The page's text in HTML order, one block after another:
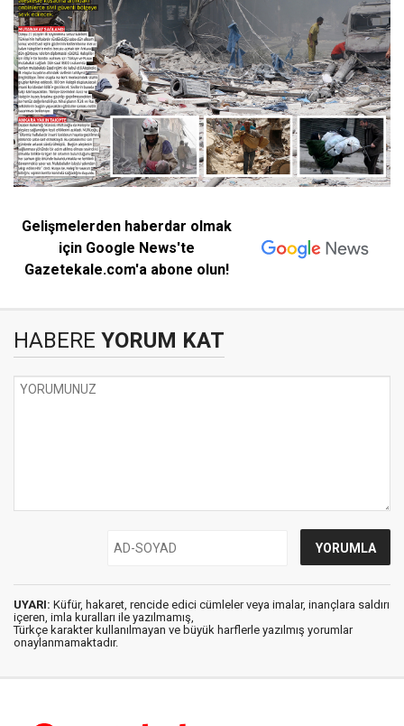
Gelişmelerden haberdar olmak
için Google News'te
Gazetekale.com'a abone olun!
HABERE YORUM KAT
UYARI: Küfür, hakaret, rencide edici cümleler veya imalar, inançlara saldırı
içeren, imla kuralları ile yazılmamış,
Türkçe karakter kullanılmayan ve büyük harflerle yazılmış yorumlar
onaylanmamaktadır.